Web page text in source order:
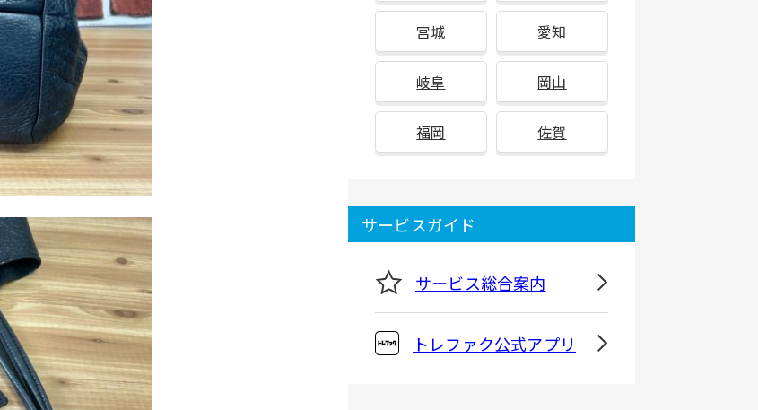
宮城 愛知
岐阜 岡山
福岡 佐賀
サービスガイド
サービス総合案内
トレファク公式アプリ